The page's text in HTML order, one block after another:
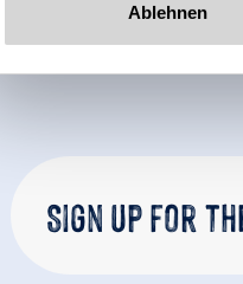
Ablehnen
Sign up for